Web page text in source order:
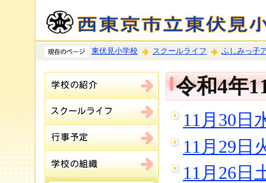
東伏見小学校 スクールライフ ふしみっ子
令和4年
11月30
11月29
11月26